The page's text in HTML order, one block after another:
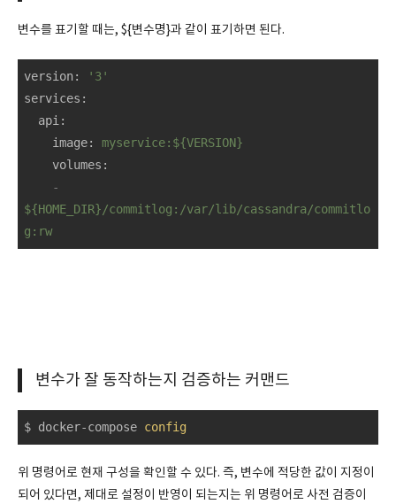
변수를 표기할 때는, ${변수명}과 같이 표기하면 된다.
version:
'3'
services :
api :
image: myservice:${VERSION}
volumes :
-
${HOME_DIR}/commitlog:/var/lib/cassandra/commitlo
g:rw
변수가 잘 동작하는지 검증하는 커맨드
$ docker-compose config
위 명령어로 현재 구성을 확인할 수 있다. 즉, 변수에 적당한 값이 지정이
되어 있다면, 제대로 설정이 반영이 되는지는 위 명령어로 사전 검증이